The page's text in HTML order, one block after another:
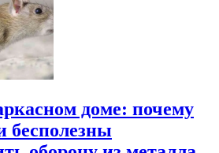
доме: почему